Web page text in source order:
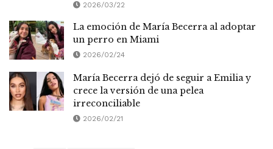
2026/03/22
La emoción de María Becerra al adoptar
un perro en Miami
2026/02/24
María Becerra dejó de seguir a Emilia y
crece la versión de una pelea
irreconciliable
2026/02/21